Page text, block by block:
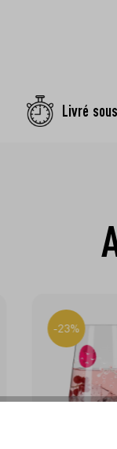
Livré
-23%